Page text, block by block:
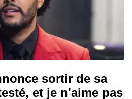
sortir de sa
et je n'aime pas